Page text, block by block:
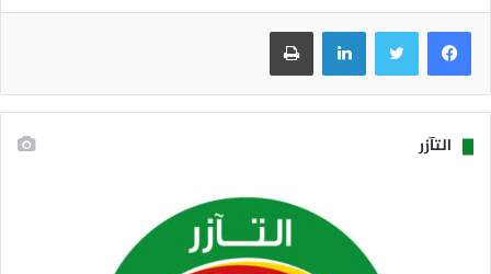
فيسبوك تويتر لينكدإن طباعة
التآزر